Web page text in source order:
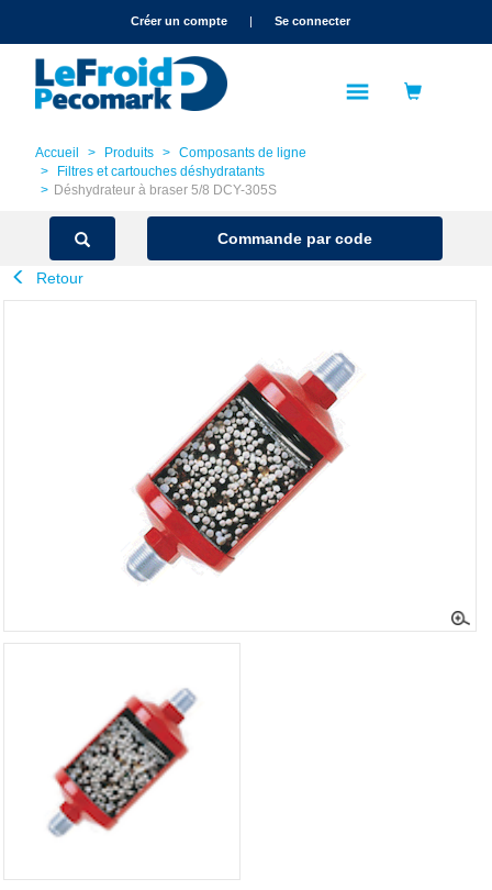
text.skipToNavigationCréer un compte | Se connecter
Accueil Produits
Composants de ligne
Filtres et cartouches déshydratants
Déshydrateur à braser 5/8 DCY-305S
Commande par code
Retour